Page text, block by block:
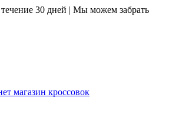
30 дней | Мы можем забрать